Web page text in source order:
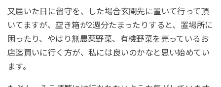
又届いた日に留守を、した場合玄関先に置いて行って頂
いてますが、空き箱が2週分たまったりすると、置場所に
困ったり、やはり無農薬野菜、有機野菜を売っているお
店迄買いに行く方が、私には良いのかなと思い始めてい
ます。